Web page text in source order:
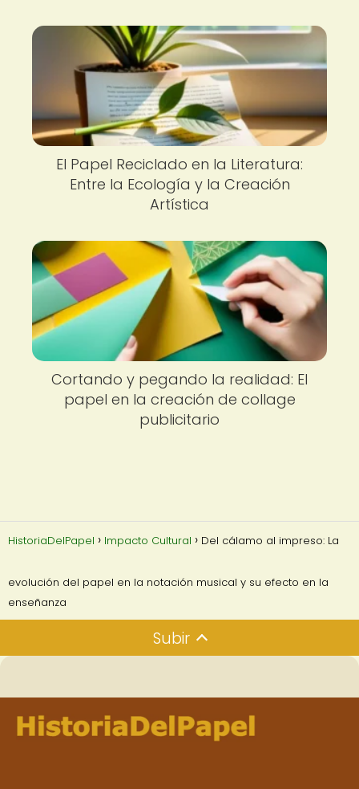
El Papel Reciclado en la Literatura:
Entre la Ecología y la Creación
Artística
Cortando y pegando la realidad: El
papel en la creación de collage
publicitario
HistoriaDelPapel Impacto Cultural Del cálamo al impreso: La
evolución del papel en la notación musical y su efecto en la
enseñanza
Subir